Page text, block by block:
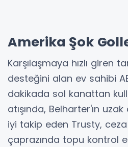
Amerika Şok
Karşılaşmaya hızlı giren
desteğini alan ev sahibi
dakikada sol kanattan
atışında, Belharter'ın
iyi takip eden Trusty,
çaprazında topu kontrol